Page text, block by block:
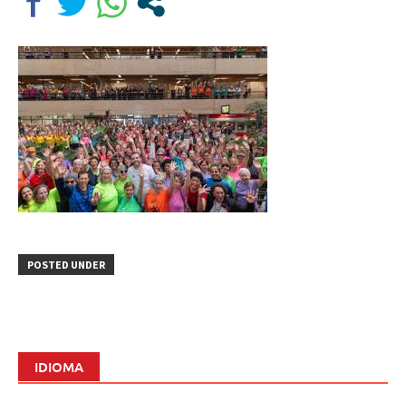
POSTED UNDER
IDIOMA